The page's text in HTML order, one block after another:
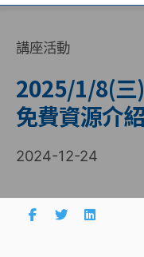
講座活動
2025/1/8(三
免費資源介紹
2024-12-24